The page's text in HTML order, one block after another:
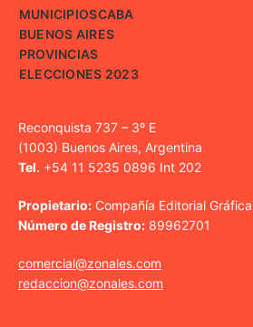
MUNICIPIOSCABA
BUENOS AIRES
PROVINCIAS
ELECCIONES 2023
Reconquista 737 – 3º E
(1003) Buenos Aires, Argentina
Tel. +54 11 5235 0896 Int 202
Propietario: Compañía Editorial
Número de Registro: 89962701
comercial@zonales.com
redaccion@zonales.com